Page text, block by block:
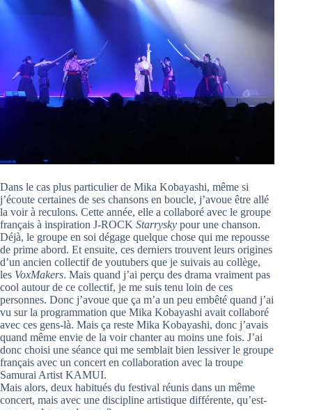
Dans le cas plus particulier de Mika Kobayashi, même si
j’écoute certaines de ses chansons en boucle, j’avoue être allé
la voir à reculons. Cette année, elle a collaboré avec le groupe
français à inspiration J-ROCK Starrysky pour une chanson.
Déjà, le groupe en soi dégage quelque chose qui me repousse
de prime abord. Et ensuite, ces derniers trouvent leurs origines
d’un ancien collectif de youtubers que je suivais au collège,
les VoxMakers. Mais quand j’ai perçu des drama vraiment pas
cool autour de ce collectif, je me suis tenu loin de ces
personnes. Donc j’avoue que ça m’a un peu embêté quand j’ai
vu sur la programmation que Mika Kobayashi avait collaboré
avec ces gens-là. Mais ça reste Mika Kobayashi, donc j’avais
quand même envie de la voir chanter au moins une fois. J’ai
donc choisi une séance qui me semblait bien lessiver le groupe
français avec un concert en collaboration avec la troupe
Samurai Artist KAMUI.
Mais alors, deux habitués du festival réunis dans un même
concert, mais avec une discipline artistique différente, qu’est-